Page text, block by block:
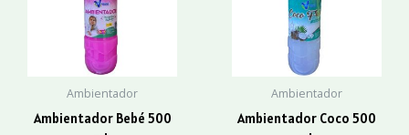
Ambientador
Ambientador Bebé 500
Ambientador
Ambientador Coco 500